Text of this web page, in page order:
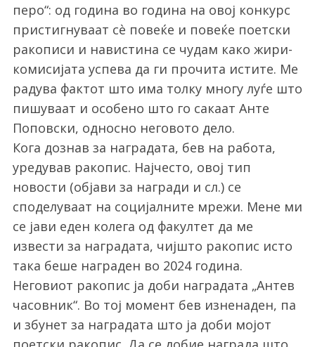
перо“: од година во година на овој конкурс
пристигнуваат сè повеќе и повеќе поетски
ракописи и навистина се чудам како жири-
комисијата успева да ги прочита истите. Ме
радува фактот што има толку многу луѓе што
пишуваат и особено што го сакаат Анте
Поповски, односно неговото дело.
Кога дознав за наградата, бев на работа,
уредував ракопис. Најчесто, овој тип
новости (објави за награди и сл.) се
споделуваат на социјалните мрежи. Мене ми
се јави еден колега од факултет да ме
извести за наградата, чијшто ракопис исто
така беше награден во 2024 година.
Неговиот ракопис ја доби наградата „Антев
часовник“. Во тој момент бев изненаден, па
и збунет за наградата што ја доби мојот